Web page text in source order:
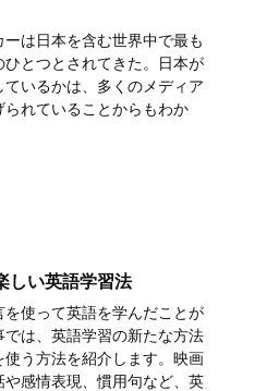
は日本を含む世界中で最も
ひとつとされてきた。日本が
いるかは、多くのメディア
れていることからもわか
しい英語学習法
使って英語を学んだことが
は、英語学習の新たな方法
使う方法を紹介します。映画
感情表現、慣用句など、英